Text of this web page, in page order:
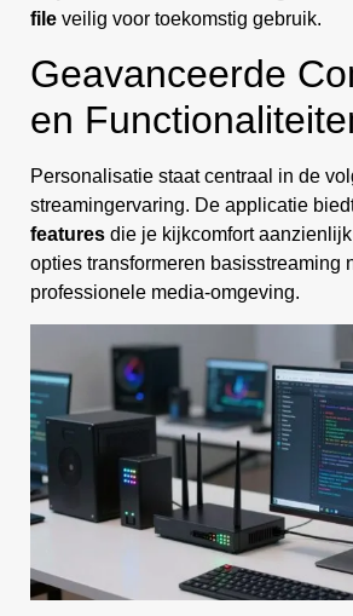
file veilig voor toekomstig gebruik.
Geavanceerde
en
Personalisatie staat centraal in de
streamingervaring. De applicatie
features die je kijkcomfort
opties transformeren basisstreaming
professionele media-omgeving.